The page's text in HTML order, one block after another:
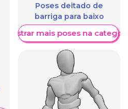
Poses deitado de
barriga para baixo
Mostrar mais poses na